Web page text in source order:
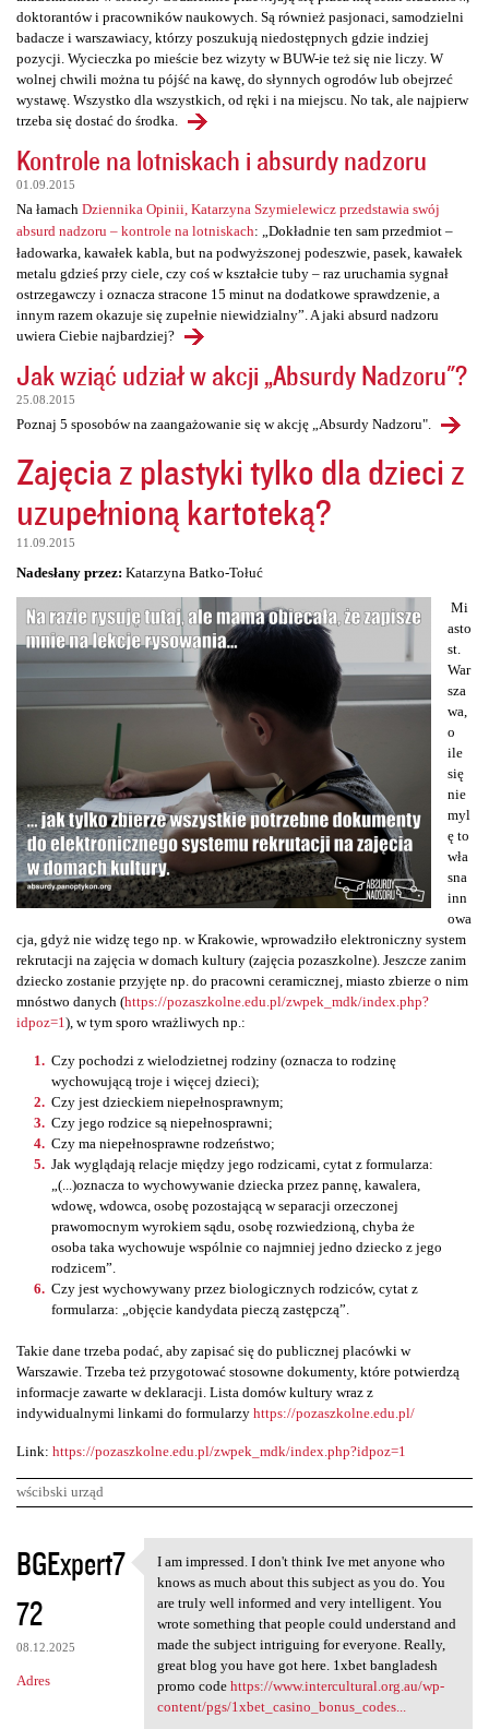
doktorantów i pracowników naukowych. Są również pasjonaci, samodzielni
badacze i warszawiacy, którzy poszukują niedostępnych gdzie indziej
pozycji. Wycieczka po mieście bez wizyty w BUW-ie też się nie liczy. W
wolnej chwili można tu pójść na kawę, do słynnych ogrodów lub obejrzeć
wystawę. Wszystko dla wszystkich, od ręki i na miejscu. No tak, ale najpierw
trzeba się dostać do środka.
Kontrole na lotniskach i absurdy nadzoru
01.09.2015
Na łamach Dziennika Opinii, Katarzyna Szymielewicz przedstawia swój
absurd nadzoru – kontrole na lotniskach: „Dokładnie ten sam przedmiot –
ładowarka, kawałek kabla, but na podwyższonej podeszwie, pasek, kawałek
metalu gdzieś przy ciele, czy coś w kształcie tuby – raz uruchamia sygnał
ostrzegawczy i oznacza stracone 15 minut na dodatkowe sprawdzenie, a
innym razem okazuje się zupełnie niewidzialny”. A jaki absurd nadzoru
uwiera Ciebie najbardziej?
Jak wziąć udział w akcji „Absurdy Nadzoru"?
25.08.2015
Poznaj 5 sposobów na zaangażowanie się w akcję „Absurdy Nadzoru".
Zajęcia z plastyki tylko dla dzieci z
uzupełnioną kartoteką?
11.09.2015
Nadesłany przez: Katarzyna Batko-Tołuć
Mi
asto
st.
War
sza
wa,
o
ile
się
nie
myl
ę to
wła
sna
inn
owa
cja, gdyż nie widzę tego np. w Krakowie, wprowadziło elektroniczny system
rekrutacji na zajęcia w domach kultury (zajęcia pozaszkolne). Jeszcze zanim
dziecko zostanie przyjęte np. do pracowni ceramicznej, miasto zbierze o nim
mnóstwo danych (https://pozaszkolne.edu.pl/zwpek_mdk/index.php?
idpoz=1), w tym sporo wrażliwych np.:
Czy pochodzi z wielodzietnej rodziny (oznacza to rodzinę
wychowującą troje i więcej dzieci);
Czy jest dzieckiem niepełnosprawnym;
Czy jego rodzice są niepełnosprawni;
Czy ma niepełnosprawne rodzeństwo;
Jak wyglądają relacje między jego rodzicami, cytat z formularza:
„(...)oznacza to wychowywanie dziecka przez pannę, kawalera,
wdowę, wdowca, osobę pozostającą w separacji orzeczonej
prawomocnym wyrokiem sądu, osobę rozwiedzioną, chyba że
osoba taka wychowuje wspólnie co najmniej jedno dziecko z jego
rodzicem”.
Czy jest wychowywany przez biologicznych rodziców, cytat z
formularza: „objęcie kandydata pieczą zastępczą”.
Takie dane trzeba podać, aby zapisać się do publicznej placówki w
Warszawie. Trzeba też przygotować stosowne dokumenty, które potwierdzą
informacje zawarte w deklaracji. Lista domów kultury wraz z
indywidualnymi linkami do formularzy https://pozaszkolne.edu.pl/
Link: https://pozaszkolne.edu.pl/zwpek_mdk/index.php?idpoz=1
wścibski urząd
K
o
m
e
n
BGExpert7
72
08.12.2025
Adres
I am impressed. I don't think
I am impressed. I don't think Ive met anyone who
knows as much about this subject as you do. You
are truly well informed and very intelligent. You
wrote something that people could understand and
made the subject intriguing for everyone. Really,
great blog you have got here. 1xbet bangladesh
promo code https://www.intercultural.org.au/wp-
content/pgs/1xbet_casino_bonus_codes...